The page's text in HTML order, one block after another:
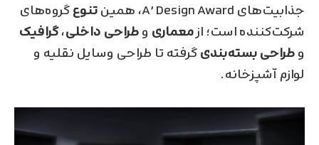
جذابیت‌های A’ Design Award، همین
تنوعگروه‌های
شرکت‌کننده است؛ ازمعماری وطراحی داخلی،گرافیک
وطراحی بسته‌بندیگرفته تا طراحی وسایل‌ نقلیه و
لوازم آشپزخانه.